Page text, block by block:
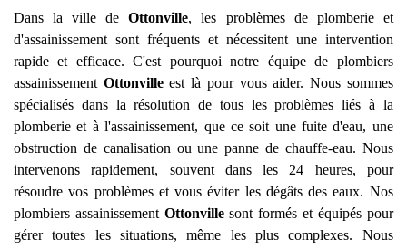
Dans la ville deOttonville, les problèmes de plomberie et
d'assainissement sont fréquents et nécessitent une intervention
rapide et efficace. C'est pourquoi notre équipe de plombiers
assainissement Ottonvilleest là pour vous aider. Nous sommes
spécialisés dans la résolution de tous les problèmes liés à la
plomberie et à l'assainissement, que ce soit une fuite d'eau, une
obstruction de canalisation ou une panne de chauffe-eau. Nous
intervenons rapidement, souvent dans les 24 heures, pour
résoudre vos problèmes et vous éviter les dégâts des eaux. Nos
plombiers assainissement Ottonvillesont formés et équipés pour
gérer toutes les situations, même les plus complexes. Nous